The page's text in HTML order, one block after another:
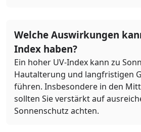
Welche Auswirkungen
Index haben?
Ein hoher UV-Index kann zu
Hautalterung und langfristigen
führen. Insbesondere in den
sollten Sie verstärkt auf
Sonnenschutz achten.